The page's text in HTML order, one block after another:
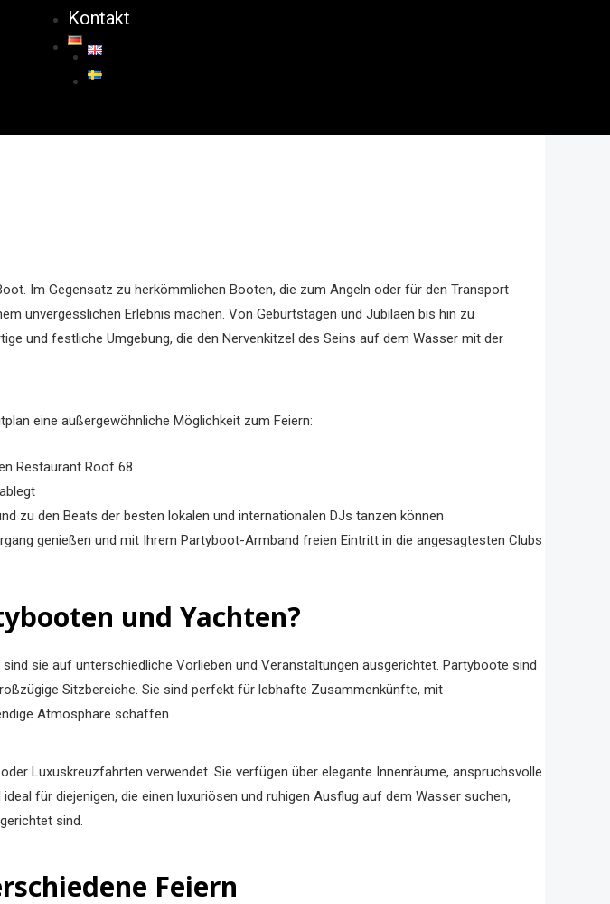
Kontakt
Im Gegensatz zu herkömmlichen Booten, die zum Angeln oder für den Transport
unvergesslichen Erlebnis machen. Von Geburtstagen und Jubiläen bis hin zu
und festliche Umgebung, die den Nervenkitzel des Seins auf dem Wasser mit der
eine außergewöhnliche Möglichkeit zum Feiern:
Restaurant Roof 68
zu den Beats der besten lokalen und internationalen DJs tanzen können
genießen und mit Ihrem Partyboot-Armband freien Eintritt in die angesagtesten Clubs
und Yachten?
sie auf unterschiedliche Vorlieben und Veranstaltungen ausgerichtet. Partyboote sind
Sitzbereiche. Sie sind perfekt für lebhafte Zusammenkünfte, mit
Atmosphäre schaffen.
Luxuskreuzfahrten verwendet. Sie verfügen über elegante Innenräume, anspruchsvolle
für diejenigen, die einen luxuriösen und ruhigen Ausflug auf dem Wasser suchen,
sind.
Feiern